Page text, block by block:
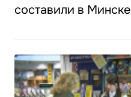
составили в Минске